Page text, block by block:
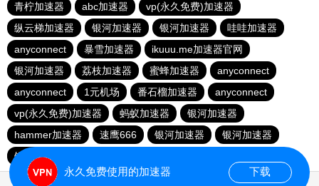
青柠加速器
abc加速器
vp(永久免费)加速器
纵云梯加速器
银河加速器 银河加速器
哇哇加速器
anyconnect
暴雪加速器
ikuuu.me加速器官网
银河加速器
荔枝加速器 蜜蜂加速器
anyconnect
anyconnect
1元机场 番石榴加速器
anyconnect
vp(永久免费)加速器
蚂蚁加速器
银河加速器
hammer加速器
速鹰666 银河加速器
银河加速器
银河加速器
永久免费使用的加速器 下载